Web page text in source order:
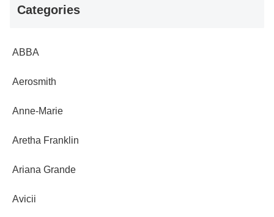
Categories
ABBA
Aerosmith
Anne-Marie
Aretha Franklin
Ariana Grande
Avicii